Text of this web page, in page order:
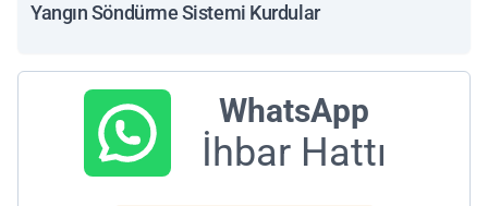
Yangın Söndürme Sistemi Kurdular
WhatsApp
İhbar Hattı